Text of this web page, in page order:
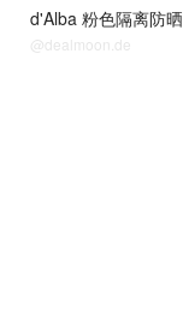
d'Alba 粉色隔离防晒
@dealmoon.de